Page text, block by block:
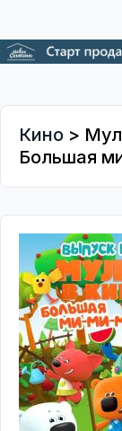
Кино >
Большая